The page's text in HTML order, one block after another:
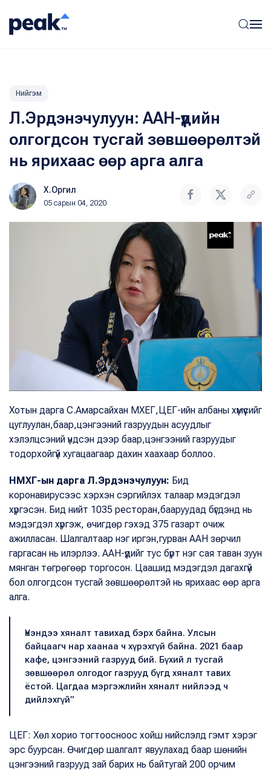
Нийгэм
Л.Эрдэнэчулуун: ААН-үүдийн
олгогдсон тусгай зөвшөөрөлтэй
нь ярихаас өөр арга алга
Х.Оргил
05 сарын 04, 2020
Хотын дарга С.Амарсайхан МХЕГ,ЦЕГ-ийн албаны хүмүүсийг
цуглуулан,баар,цэнгээний газруудын асуудлыг
хэлэлцсэний үндсэн дээр баар,цэнгээний газруудыг
тодорхойгүй хугацаагаар дахин хаахаар боллоо.
НМХГ-ын дарга Л.Эрдэнэчулуун: Бид
коронавирусээс хэрхэн сэргийлэх талаар мэдэгдэл
хүргэсэн. Бид нийт 1035 ресторан,бааруудад бүгдэнд нь
мэдэгдэл хүргэж, өчигдөр гэхэд 375 газарт очиж
ажилласан. Шалгалтаар нэг иргэн,гурван ААН зөрчил
гаргасан нь илэрлээ. ААН-үүдийг тус бүрт нэг сая таван зуун
мянган төгрөгөөр торгосон. Цаашид мэдэгдэл дагахгүй
бол олгогдсон тусгай зөвшөөрөлтэй нь ярихаас өөр арга
алга.
Үнэндээ хяналт тавихад бэрх байна. Улсын
байцаагч нар хаанаа ч хүрэхгүй байна. 2021 баар
кафе, цэнгээний газрууд бий. Бүхий л тусгай
зөвшөөрөл олгодог газрууд бүгд хяналт тавих
ёстой. Цагдаа мэргэжлийн хяналт нийлээд ч
дийлэхгүй”
ЦЕГ: Хөл хорио тогтоосноос хойш нийслэлд гэмт хэрэг
эрс буурсан. Өчигдөр шалгалт явуулахад баар шөнийн
цэнгээний газрууд зай барих нь байтугай 200 орчим